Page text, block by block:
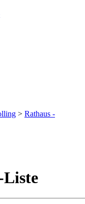
> Rathaus -